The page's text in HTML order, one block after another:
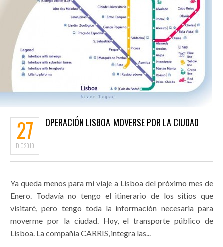
27
DIC2010
OPERACIÓN LISBOA: MOVERSE POR LA CIUDAD
Ya queda menos para mi viaje a Lisboa del próximo mes de
Enero. Todavía no tengo el itinerario de los sitios que
visitaré, pero tengo toda la información necesaria para
moverme por la ciudad. Hoy, el transporte público de
Lisboa. La compañía CARRIS, integra las...